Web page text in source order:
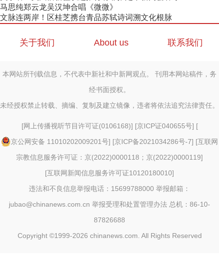
马思纯郑云龙吴汉坤合唱《微微》
文脉连两岸！区桂芝携台青品苏轼诗词溯文化根脉
关于我们 About us 联系我们
本网站所刊载信息，不代表中新社和中新网观点。 刊用本网站稿件，务
经书面授权。
未经授权禁止转载、摘编、复制及建立镜像，违者将依法追究法律责任。
[网上传播视听节目许可证(0106168)] [京ICP证040655号] [
京公网安备 11010202009201号] [京ICP备2021034286号-7] [互联网
宗教信息服务许可证：京(2022)0000118；京(2022)0000119]
[互联网新闻信息服务许可证10120180010]
违法和不良信息举报电话：15699788000 举报邮箱：
jubao@chinanews.com.cn 举报受理和处置管理办法 总机：86-10-
87826688
Copyright ©1999-2026 chinanews.com. All Rights Reserved